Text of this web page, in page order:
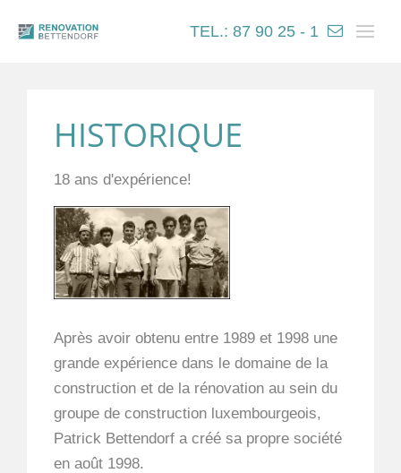
TEL.: 87 90 25 - 1
HISTORIQUE
18 ans d'expérience!
Après avoir obtenu entre 1989 et 1998 une
grande expérience dans le domaine de la
construction et de la rénovation au sein du
groupe de construction luxembourgeois,
Patrick Bettendorf a créé sa propre société
en août 1998.